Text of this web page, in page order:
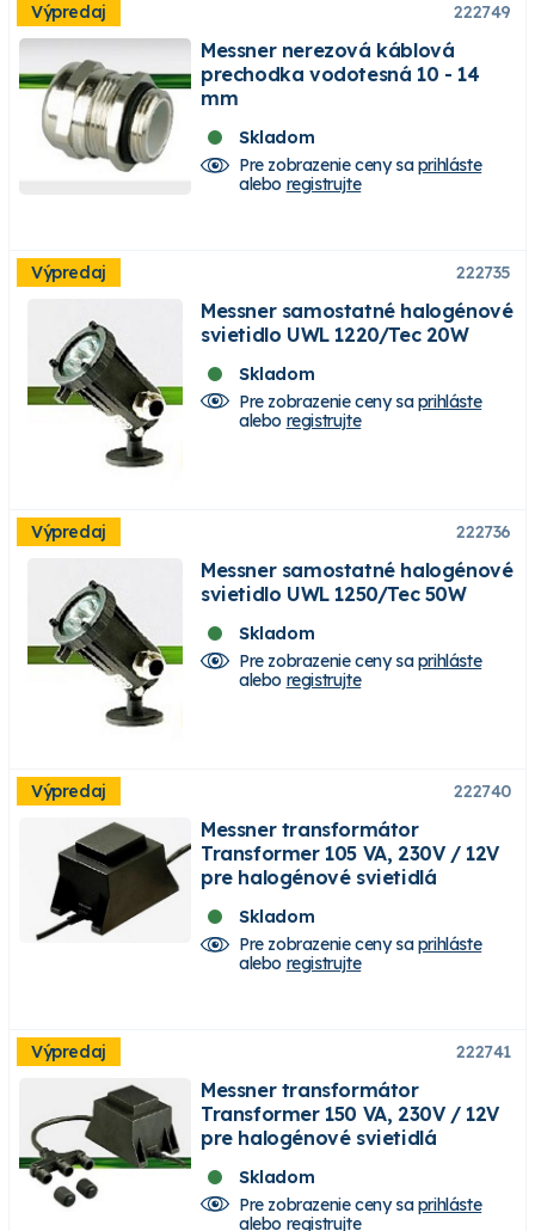
Výpredaj 222749
Messner nerezová káblová
prechodka vodotesná 10 - 14
mm
Skladom
Pre zobrazenie ceny saprihláste
alebo registrujte
Výpredaj 222735
Messner samostatné halogénové
svietidlo UWL 1220/Tec 20W
Skladom
Pre zobrazenie ceny saprihláste
alebo registrujte
Výpredaj 222736
Messner samostatné halogénové
svietidlo UWL 1250/Tec 50W
Skladom
Pre zobrazenie ceny saprihláste
alebo registrujte
Výpredaj 222740
Messner transformátor
Transformer 105 VA, 230V / 12V
pre halogénové svietidlá
Skladom
Pre zobrazenie ceny saprihláste
alebo registrujte
Výpredaj 222741
Messner transformátor
Transformer 150 VA, 230V / 12V
pre halogénové svietidlá
Skladom
Pre zobrazenie ceny saprihláste
alebo registrujte